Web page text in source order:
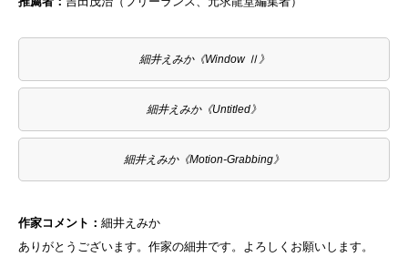
細井えみか《Window Ⅱ》
細井えみか《Untitled》
細井えみか《Motion-Grabbing》
作家コメント： 細井えみか
ありがとうございます。作家の細井です。よろしくお願いします。